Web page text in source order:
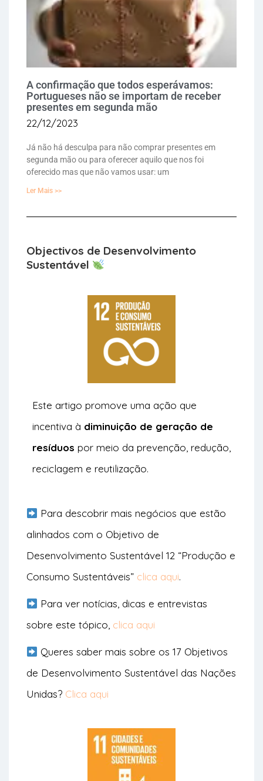
A confirmação que todos esperávamos:
Portugueses não se importam de receber
presentes em segunda mão
22/12/2023
Já não há desculpa para não comprar presentes em
segunda mão ou para oferecer aquilo que nos foi
oferecido mas que não vamos usar: um
Ler Mais >>
Objectivos de Desenvolvimento
Sustentável
Este artigo promove uma ação que
incentiva à diminuição de geração de
resíduos por meio da prevenção, redução,
reciclagem e reutilização.
Para descobrir mais negócios que estão
alinhados com o Objetivo de
Desenvolvimento Sustentável 12 “Produção e
Consumo Sustentáveis” clica aqui.
Para ver notícias, dicas e entrevistas
sobre este tópico, clica aqui
Queres saber mais sobre os 17 Objetivos
de Desenvolvimento Sustentável das Nações
Unidas? Clica aqui